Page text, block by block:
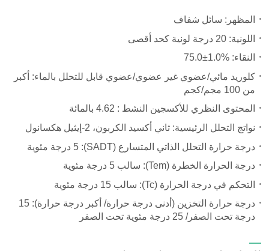
المظهر: سائل شفاف
اللونية: 20 درجة لونية كحد أقصى
النقاء:75.0±1.0%
كلوريد مائي/عضوي غير عضوي/عضوي قابل للتحلل بالماء: أكبر
من 100 مجم/كجم
المحتوى النظري للأكسجين النشط : 4.62 بالمائة
نواتج التحلل الرئيسية: ثاني أكسيد الكربون، 2- إيثيل هكسانول
درجة حرارة التحلل الذاتي المتسارع (SADT)
: 5 درجة مئوية
درجة الحرارة الخطرة (Tem)
: سالب 5 درجة مئوية
التحكم في درجة الحرارة (Tc)
: سالب 15 درجة مئوية
درجة حرارة التخزين (أدنى درجة حرارة/ أكبر درجة حرارة): 15
درجة تحت الصفر/ 25 درجة مئوية تحت الصفر